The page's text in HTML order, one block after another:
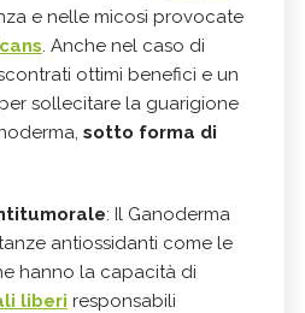
e nelle micosi provocate
. Anche nel caso di
ottimi benefici e un
sollecitare la guarigione
sotto forma di
: Il Ganoderma
antiossidanti come le
hanno la capacità di
liberi responsabili